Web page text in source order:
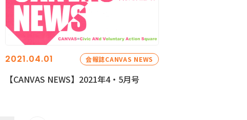
2021.04.01 会報誌CANVAS NEWS
【CANVAS NEWS】2021年4・5月号